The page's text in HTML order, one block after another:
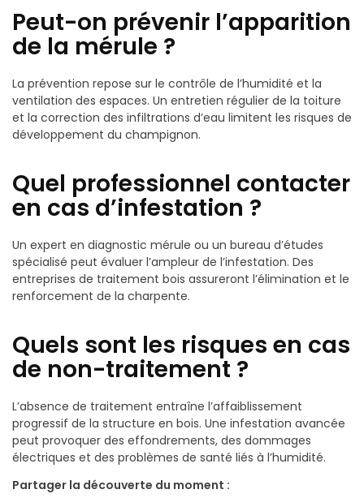
Peut-on prévenir l’apparition
de la mérule ?
La prévention repose sur le contrôle de l’humidité et la
ventilation des espaces. Un entretien régulier de la toiture
et la correction des infiltrations d’eau limitent les risques de
développement du champignon.
Quel professionnel contacter
en cas d’infestation ?
Un expert en diagnostic mérule ou un bureau d’études
spécialisé peut évaluer l’ampleur de l’infestation. Des
entreprises de traitement bois assureront l’élimination et le
renforcement de la charpente.
Quels sont les risques en cas
de non-traitement ?
L’absence de traitement entraîne l’affaiblissement
progressif de la structure en bois. Une infestation avancée
peut provoquer des effondrements, des dommages
électriques et des problèmes de santé liés à l’humidité.
Partager la découverte du moment :